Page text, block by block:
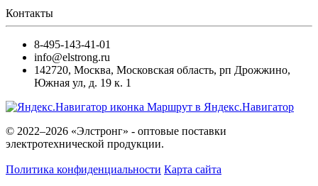
Контакты
8-495-143-41-01
info@elstrong.ru
142720, Москва, Московская область, рп Дрожжино,
Южная ул, д. 19 к. 1
Маршрут в Яндекс.Навигатор
© 2022–2026 «Элстронг» - оптовые поставки
электротехнической продукции.
Политика конфиденциальности Карта сайта